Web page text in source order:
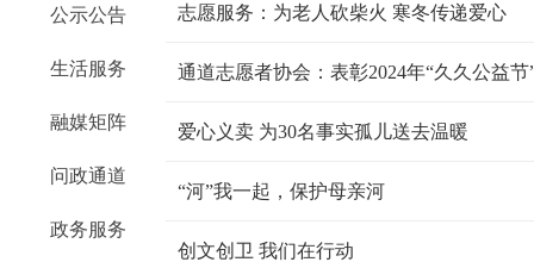
公示公告
生活服务
融媒矩阵
问政通道
政务服务
志愿服务：为老人砍柴火 寒冬传递爱心
通道志愿者协会：表彰2024年“久久公益节
爱心义卖 为30名事实孤儿送去温暖
“河”我一起，保护母亲河
创文创卫 我们在行动